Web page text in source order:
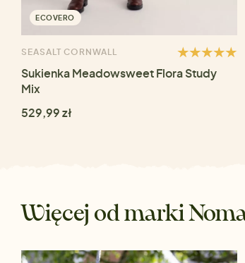
ECOVERO
SEASALT CORNWALL
Sukienka Meadowsweet Flora Study
Mix
529,99 zł
Więcej od marki